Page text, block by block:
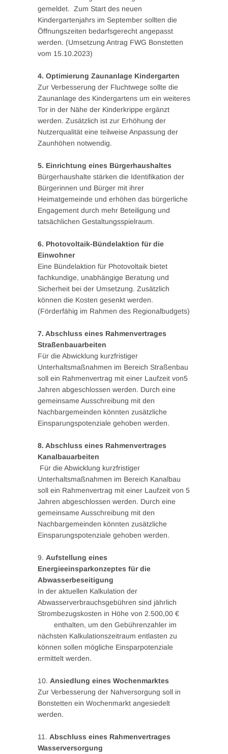
gemeldet. Zum Start des neuen
Kindergartenjahrs im September sollten die
Öffnungszeiten bedarfsgerecht angepasst
werden. (Umsetzung Antrag FWG Bonstetten
vom 15.10.2023)
4. Optimierung Zaunanlage Kindergarten
Zur Verbesserung der Fluchtwege sollte die
Zaunanlage des Kindergartens um ein weiteres
Tor in der Nähe der Kinderkrippe ergänzt
werden. Zusätzlich ist zur Erhöhung der
Nutzerqualität eine teilweise Anpassung der
Zaunhöhen notwendig.
5. Einrichtung eines Bürgerhaushaltes
Bürgerhaushalte stärken die Identifikation der
Bürgerinnen und Bürger mit ihrer
Heimatgemeinde und erhöhen das bürgerliche
Engagement durch mehr Beteiligung und
tatsächlichen Gestaltungsspielraum.
6. Photovoltaik-Bündelaktion für die
Einwohner
Eine Bündelaktion für Photovoltaik bietet
fachkundige, unabhängige Beratung und
Sicherheit bei der Umsetzung. Zusätzlich
können die Kosten gesenkt werden.
(Förderfähig im Rahmen des Regionalbudgets)
7. Abschluss eines Rahmenvertrages
Straßenbauarbeiten
Für die Abwicklung kurzfristiger
Unterhaltsmaßnahmen im Bereich Straßenbau
soll ein Rahmenvertrag mit einer Laufzeit von5
Jahren abgeschlossen werden. Durch eine
gemeinsame Ausschreibung mit den
Nachbargemeinden könnten zusätzliche
Einsparungspotenziale gehoben werden.
8. Abschluss eines Rahmenvertrages
Kanalbauarbeiten
Für die Abwicklung kurzfristiger
Unterhaltsmaßnahmen im Bereich Kanalbau
soll ein Rahmenvertrag mit einer Laufzeit von 5
Jahren abgeschlossen werden. Durch eine
gemeinsame Ausschreibung mit den
Nachbargemeinden könnten zusätzliche
Einsparungspotenziale gehoben werden.
9. Aufstellung eines
Energieeinsparkonzeptes für die
Abwasserbeseitigung
In der aktuellen Kalkulation der
Abwasserverbrauchsgebühren sind jährlich
Strombezugskosten in Höhe von 2.500,00 €
enthalten, um den Gebührenzahler im
nächsten Kalkulationszeitraum entlasten zu
können sollen mögliche Einsparpotenziale
ermittelt werden.
10. Ansiedlung eines Wochenmarktes
Zur Verbesserung der Nahversorgung soll in
Bonstetten ein Wochenmarkt angesiedelt
werden.
11. Abschluss eines Rahmenvertrages
Wasserversorgung